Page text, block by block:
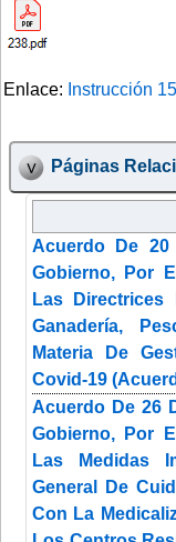
Enlace: Instrucción
Páginas
Acuerdo De 20
Gobierno, Por
Las Directrices
Ganadería,
Materia De
Covid-19
Acuerdo De 26
Gobierno, Por
Las Medidas
General De
Con La